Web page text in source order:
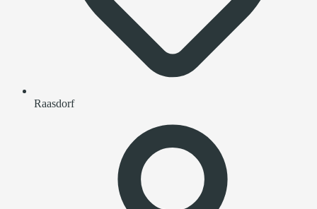
Raasdorf